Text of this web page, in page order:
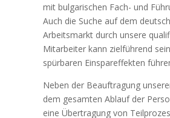
mit bulgarischen Fach- und
Auch die Suche auf dem
Arbeitsmarkt durch unsere
Mitarbeiter kann zielführend
spürbaren Einspareffekten
Neben der Beauftragung
dem gesamten Ablauf der
eine Übertragung von